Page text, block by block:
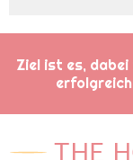
Ziel ist es,